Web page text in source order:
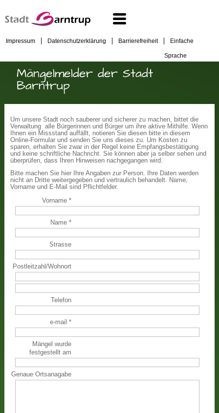
Impressum Datenschutzerklärung Barrierefreiheit Einfache
Sprache
Mängelmelder der Stadt
Barntrup
Um unsere Stadt noch sauberer und sicherer zu machen, bittet die
Verwaltung alle Bürgerinnen und Bürger um ihre aktive Mithilfe. Wenn
Ihnen ein Missstand auffällt, notieren Sie diesen bitte in diesem
Online-Formular und senden Sie uns dieses zu. Um Kosten zu
sparen, erhalten Sie zwar in der Regel keine Empfangsbestätigung
und keine schriftliche Nachricht. Sie können aber ja selber sehen und
überprüfen, dass Ihren Hinweisen nachgegangen wird.
Bitte machen Sie hier Ihre Angaben zur Person. Ihre Daten werden
nicht an Dritte weitergegeben und vertraulich behandelt. Name,
Vorname und E-Mail sind Pflichtfelder.
Vorname*
Name*
Strasse
Postleitzahl/Wohnort
Telefon
e-mail*
Mängel wurde
festgestellt am
Genaue Ortsanagabe